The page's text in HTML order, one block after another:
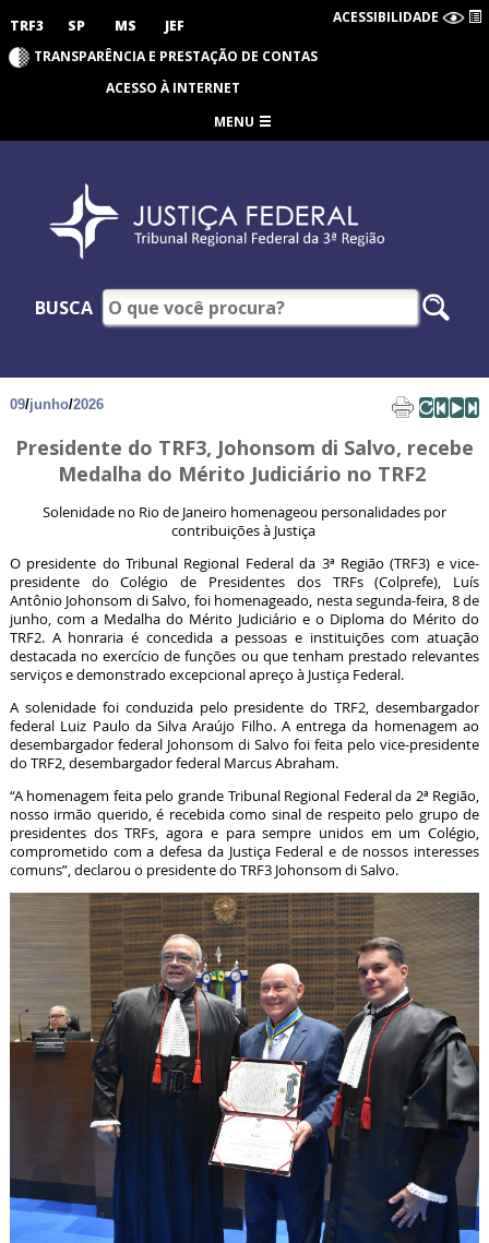
TRF3 SP MS JEF ACESSIBILIDADE
TRANSPARÊNCIA E PRESTAÇÃO DE CONTAS
ACESSO À INTERNET
MENU
BUSCA
09/junho/2026
Presidente do TRF3, Johonsom di Salvo, recebe
Medalha do Mérito Judiciário no TRF2
Solenidade no Rio de Janeiro homenageou personalidades por
contribuições à Justiça
O presidente do Tribunal Regional Federal da 3ª Região (TRF3) e vice-
presidente do Colégio de Presidentes dos TRFs (Colprefe), Luís
Antônio Johonsom di Salvo, foi homenageado, nesta segunda-feira, 8 de
junho, com a Medalha do Mérito Judiciário e o Diploma do Mérito do
TRF2. A honraria é concedida a pessoas e instituições com atuação
destacada no exercício de funções ou que tenham prestado relevantes
serviços e demonstrado excepcional apreço à Justiça Federal.
A solenidade foi conduzida pelo presidente do TRF2, desembargador
federal Luiz Paulo da Silva Araújo Filho. A entrega da homenagem ao
desembargador federal Johonsom di Salvo foi feita pelo vice-presidente
do TRF2, desembargador federal Marcus Abraham.
“A homenagem feita pelo grande Tribunal Regional Federal da 2ª Região,
nosso irmão querido, é recebida como sinal de respeito pelo grupo de
presidentes dos TRFs, agora e para sempre unidos em um Colégio,
comprometido com a defesa da Justiça Federal e de nossos interesses
comuns”, declarou o presidente do TRF3 Johonsom di Salvo.